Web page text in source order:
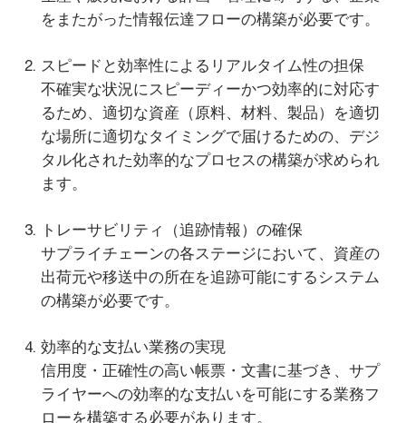
をまたがった情報伝達フローの構築が必要です。
スピードと効率性によるリアルタイム性の担保
不確実な状況にスピーディーかつ効率的に対応す
るため、適切な資産（原料、材料、製品）を適切
な場所に適切なタイミングで届けるための、デジ
タル化された効率的なプロセスの構築が求められ
ます。
トレーサビリティ（追跡情報）の確保
サプライチェーンの各ステージにおいて、資産の
出荷元や移送中の所在を追跡可能にするシステム
の構築が必要です。
効率的な支払い業務の実現
信用度・正確性の高い帳票・文書に基づき、サプ
ライヤーへの効率的な支払いを可能にする業務フ
ローを構築する必要があります。